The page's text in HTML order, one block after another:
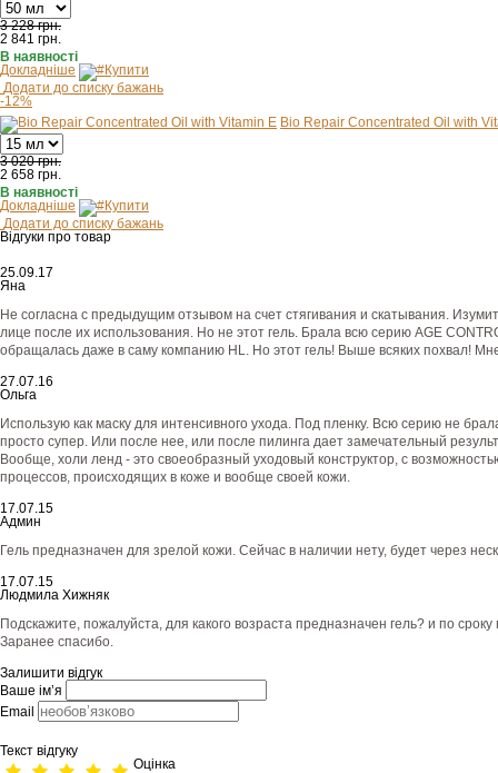
3 228 грн.
2 841 грн.
В наявності
Докладніше
Купити
Додати до списку бажань
-12%
Bio Repair Concentrated Оil with
3 020 грн.
2 658 грн.
В наявності
Докладніше
Купити
Додати до списку бажань
Відгуки про товар
25.09.17
Яна
Не согласна с предыдущим отзывом на счет стягивания и скатывания.
лице после их использования. Но не этот гель. Брала всю серию AGE
обращалась даже в саму компанию HL. Но этот гель! Выше всяких похвал!
27.07.16
Ольга
Использую как маску для интенсивного ухода. Под пленку. Всю серию не
просто супер. Или после нее, или после пилинга дает замечательный
Вообще, холи ленд - это своеобразный уходовый конструктор, с
процессов, происходящих в коже и вообще своей кожи.
17.07.15
Админ
Гель предназначен для зрелой кожи. Сейчас в наличии нету, будет через
17.07.15
Людмила Хижняк
Подскажите, пожалуйста, для какого возраста предназначен гель? и по сроку
Заранее спасибо.
Залишити відгук
Ваше ім’я
Email
Текст відгуку
Оцінка